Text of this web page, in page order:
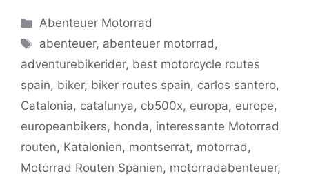
c
e
b
o
o
k
itt
er
ai
l
at
s
A
p
p
g
er
y
Li
n
k
gr
a
m
Kategorien
Abenteuer Motorrad
Schlagwörter
abenteuer, abenteuer motorrad,
adventurebikerider, best motorcycle routes
spain, biker, biker routes spain, carlos santero,
Catalonia, catalunya, cb500x, europa, europe,
europeanbikers, honda, interessante Motorrad
routen, Katalonien, montserrat, motorrad,
Motorrad Routen Spanien, motorradabenteuer,